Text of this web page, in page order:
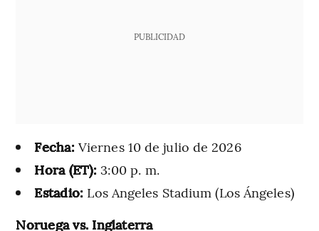
PUBLICIDAD
Fecha: Viernes 10 de julio de 2026
Hora (ET): 3:00 p. m.
Estadio: Los Angeles Stadium (Los Ángeles)
Noruega vs. Inglaterra